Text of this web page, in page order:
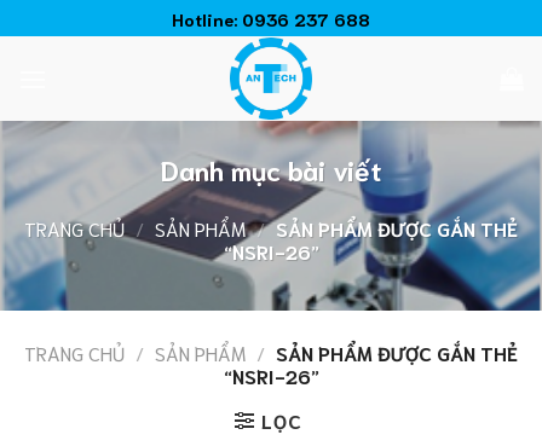
đến
Hotline: 0936 237 688
Danh mục bài viết
TRANG CHỦ / SẢN PHẨM / SẢN PHẨM ĐƯỢC GẮN THẺ
“NSRI-26”
TRANG CHỦ / SẢN PHẨM / SẢN PHẨM ĐƯỢC GẮN THẺ
“NSRI-26”
LỌC